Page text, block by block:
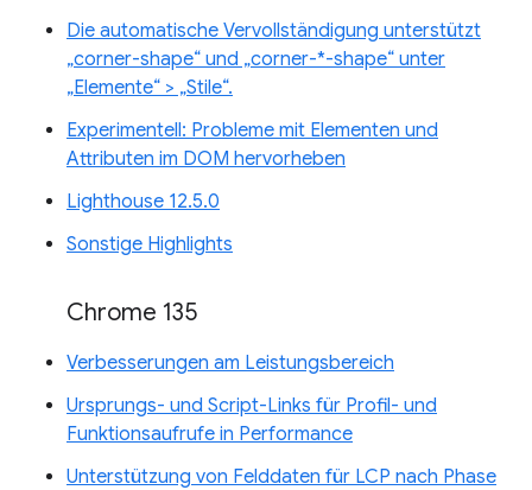
Die automatische Vervollständigung unterstützt
„corner-shape“ und „corner-*-shape“ unter
„Elemente“ > „Stile“.
Experimentell: Probleme mit Elementen und
Attributen im DOM hervorheben
Lighthouse 12.5.0
Sonstige Highlights
Chrome 135
Verbesserungen am Leistungsbereich
Ursprungs- und Script-Links für Profil- und
Funktionsaufrufe in Performance
Unterstützung von Felddaten für LCP nach Phase